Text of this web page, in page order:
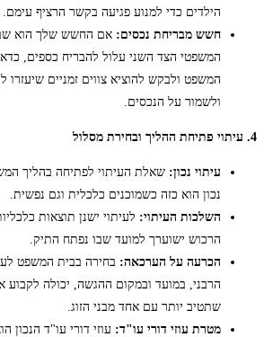
הילדים כדי למנוע פגיעה בקשר הרציף עימם.
חשש מבריחת נכסים: אם החשש שלך הוא
המשפטי הצד השני עלול להבריח כספים,
המשפט ולבקש להוציא צווים זמניים
ולשמור על הנכסים.
4. עיתוי פתיחת ההליך ובחירת מסלול
עיתוי נכון: שאלת העיתוי לפתיחה בהליך
נכון הוא כזה כשמוכנים כלכלית וגם נפשית.
השלכות העיתוי: לעיתוי ישנן תוצאות
הרכוש ישוערך למועד שבו נפתח התיק.
הכרעה על הערכאה: בחירה בבית המשפט
הרבני, במועד ובמקום ההגשה, יכולה
שתטיב יותר עם אחד מבני הזוג.
מטרת עוזי דורי עו"ד: עוזי דורי עו"ד